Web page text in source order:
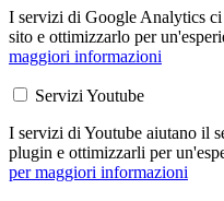
I servizi di Google Analytics
sito e ottimizzarlo per
maggiori informazioni
Servizi Youtube
I servizi di Youtube aiutano il
plugin e ottimizzarli per
per maggiori informazioni